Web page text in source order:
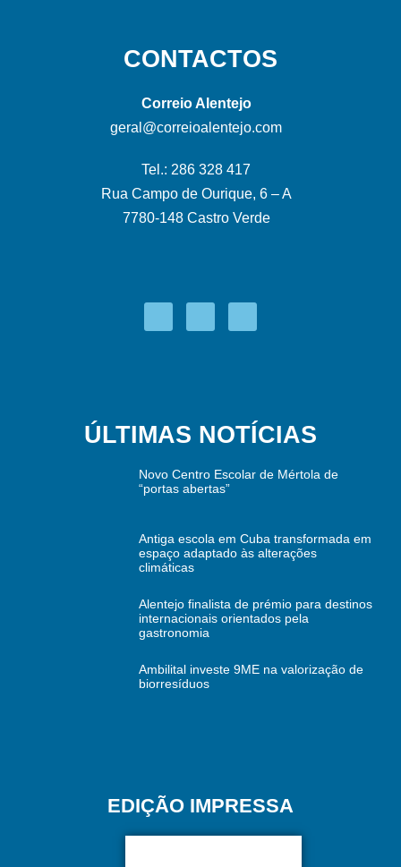
CONTACTOS
Correio Alentejo
geral@correioalentejo.com
Tel.: 286 328 417
Rua Campo de Ourique, 6 – A
7780-148 Castro Verde
ÚLTIMAS NOTÍCIAS
Novo Centro Escolar de Mértola de
“portas abertas”
Antiga escola em Cuba transformada em
espaço adaptado às alterações
climáticas
Alentejo finalista de prémio para destinos
internacionais orientados pela
gastronomia
Ambilital investe 9ME na valorização de
biorresíduos
EDIÇÃO IMPRESSA